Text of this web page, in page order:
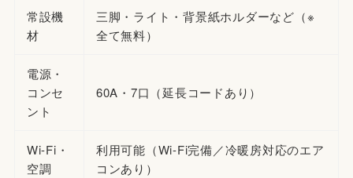
常設機
材
三脚・ライト・背景紙ホルダーなど（※
全て無料）
電源・
コンセ
ント
60A・7口（延長コードあり）
Wi-Fi・
空調
利用可能（Wi-Fi完備／冷暖房対応のエア
コンあり）